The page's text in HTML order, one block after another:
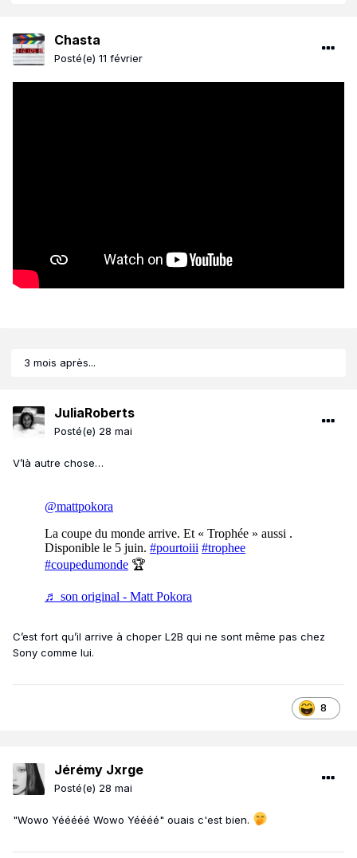
Chasta
Posté(e) 11 février
3 mois après...
JuliaRoberts
Posté(e) 28 mai
V’là autre chose…
C’est fort qu’il arrive à choper L2B qui ne sont même pas chez
Sony comme lui.
8
Jérémy Jxrge
Posté(e) 28 mai
"Wowo Yééééé Wowo Yéééé" ouais c'est bien.